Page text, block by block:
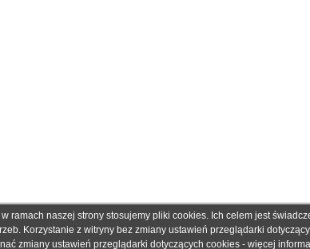
użyte na stronie sklepu dobretonery.pl są znakami zastrzeżonymi dla ich
wszelkich starań nie gwarantujemy, że publikowane dane techniczne
W przypadku jakichkolwiek wątpliwości prosimy o
ramach naszej strony stosujemy pliki cookies. Ich celem jest
Korzystanie z witryny bez zmiany ustawień przeglądarki
zmiany ustawień przeglądarki dotyczących cookies - więcej